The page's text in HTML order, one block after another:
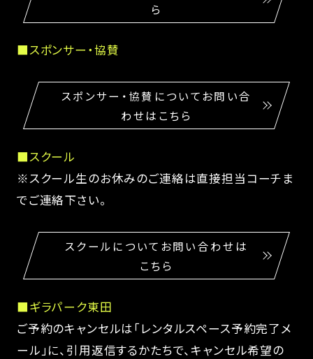
ら
■スポンサー・協賛
スポンサー・協賛についてお問い合
わせはこちら
■スクール
※スクール生のお休みのご連絡は直接担当コーチま
でご連絡下さい。
スクールについてお問い合わせは
こちら
■ギラパーク東田
ご予約のキャンセルは「レンタルスペース予約完了メ
ール」に、引用返信するかたちで、キャンセル希望の